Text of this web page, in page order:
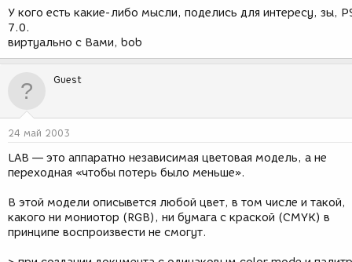
У кого есть какие-либо мысли, поделись для интересу, зы,
7.0.
виртуально с Вами, bob
Guest
24 май 2003
LAB — это аппаратно независимая цветовая модель, а не
переходная «чтобы потерь было меньше».
В этой модели описывется любой цвет, в том числе и такой,
какого ни мониотор (RGB), ни бумага с краской (CMYK) в
принципе воспроизвести не смогут.